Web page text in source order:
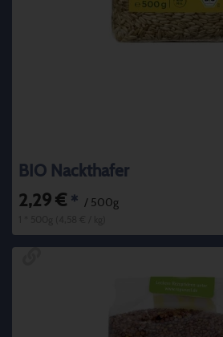
BIO Nackthafer
2,29 € * / 500g